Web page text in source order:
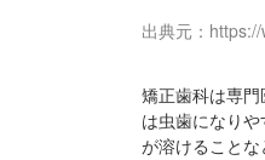
出典元：
矯正歯科は専
は虫歯になり
が溶けることな